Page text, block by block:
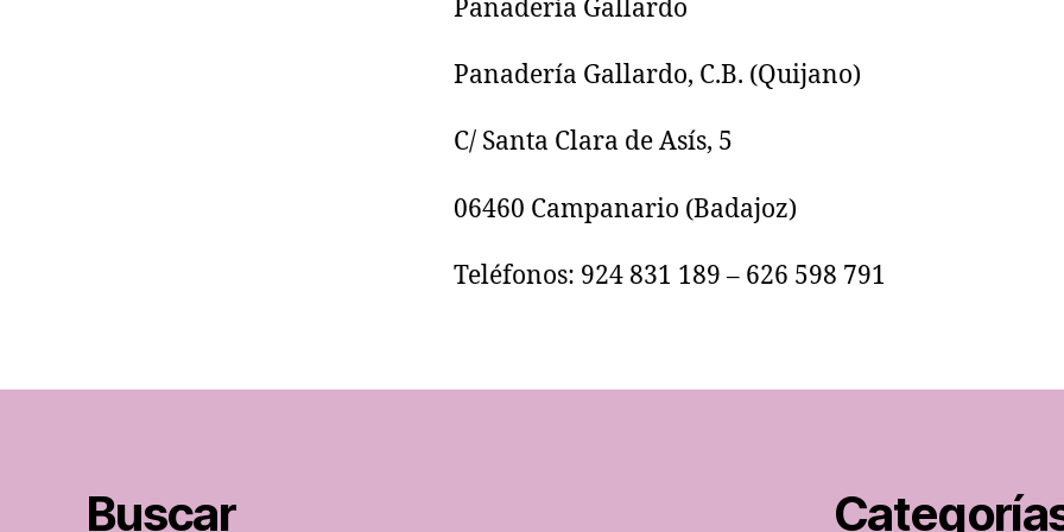
Panadería Gallardo, C.B. (Quijano)
C/ Santa Clara de Asís, 5
06460 Campanario (Badajoz)
Teléfonos: 924 831 189 – 626 598 791
Buscar